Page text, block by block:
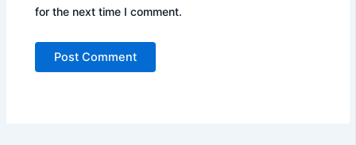
for the next time I comment.